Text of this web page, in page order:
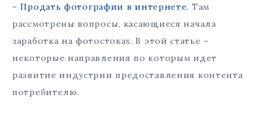
–Продать фотографии в интернете. Там
рассмотрены вопросы, касающиеся начала
заработка на фотостоках. В этой статье –
некоторые направления по которым идет
развитие индустрии предоставления контента
потребителю.